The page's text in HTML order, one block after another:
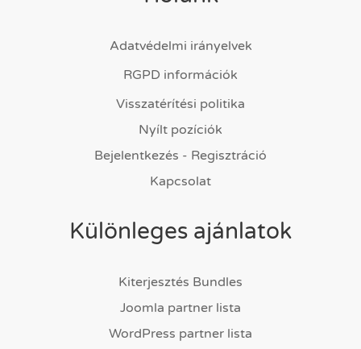
Adatvédelmi irányelvek
RGPD információk
Visszatérítési politika
Nyílt pozíciók
Bejelentkezés - Regisztráció
Kapcsolat
Különleges ajánlatok
Kiterjesztés Bundles
Joomla partner lista
WordPress partner lista